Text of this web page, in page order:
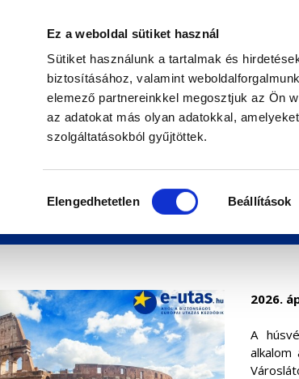
Ez a weboldal sütiket használ
Sütiket használunk a tartalmak és
biztosításához, valamint
elemező partnereinkkel megosztjuk az Ön
az adatokat más olyan adatokkal,
szolgáltatásokból gyűjtöttek.
kiválasztása
Elengedhetetlen Beállítások
hosszú hétvége
el utasbiztosítás
2026.
A
alkalom